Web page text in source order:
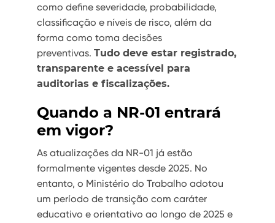
como define severidade, probabilidade,
classificação e níveis de risco, além da
forma como toma decisões
preventivas. Tudo deve estar registrado,
transparente e acessível para
auditorias e fiscalizações.
Quando a NR-01 entrará
em vigor?
As atualizações da NR-01 já estão
formalmente vigentes desde 2025. No
entanto, o Ministério do Trabalho adotou
um período de transição com caráter
educativo e orientativo ao longo de 2025 e